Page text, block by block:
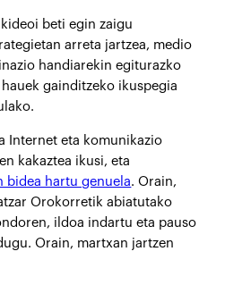
kideoi beti egin zaigu
arreta jartzea, medio
handiarekin egiturazko
gainditzeko ikuspegia
Internet eta komunikazio
kakaztea ikusi, eta
bidea hartu genuela. Orain,
Orokorretik abiatutako
ildoa indartu eta pauso
Orain, martxan jartzen